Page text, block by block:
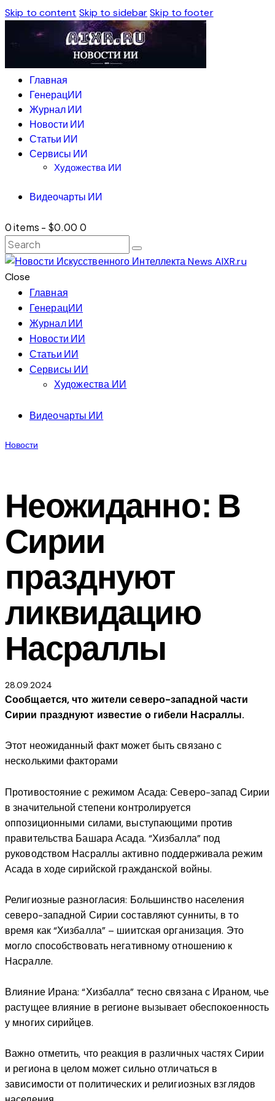
Skip to content Skip to sidebar Skip to footer
Главная
ГенерацИИ
Журнал ИИ
Новости ИИ
Статьи ИИ
Сервисы ИИ
Художества ИИ
Видеочарты ИИ
0 items - $0.00 0
Close
Главная
ГенерацИИ
Журнал ИИ
Новости ИИ
Статьи ИИ
Сервисы ИИ
Художества ИИ
Видеочарты ИИ
Новости
Неожиданно: В
Сирии
празднуют
ликвидацию
Насраллы
28.09.2024
Сообщается, что жители северо-западной части
Сирии празднуют известие о гибели Насраллы.
Этот неожиданный факт может быть связано с
несколькими факторами
Противостояние с режимом Асада: Северо-запад Сирии
в значительной степени контролируется
оппозиционными силами, выступающими против
правительства Башара Асада. “Хизбалла” под
руководством Насраллы активно поддерживала режим
Асада в ходе сирийской гражданской войны.
Религиозные разногласия: Большинство населения
северо-западной Сирии составляют сунниты, в то
время как “Хизбалла” – шиитская организация. Это
могло способствовать негативному отношению к
Насралле.
Влияние Ирана: “Хизбалла” тесно связана с Ираном, чье
растущее влияние в регионе вызывает обеспокоенность
у многих сирийцев.
Важно отметить, что реакция в различных частях Сирии
и региона в целом может сильно отличаться в
зависимости от политических и религиозных взглядов